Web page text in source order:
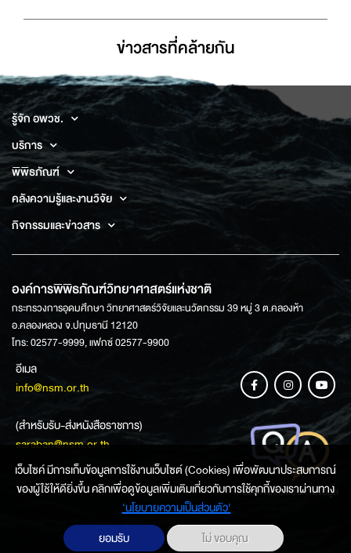
ข่าวสารที่่คล้ายกัน
รู้จัก อพวช.
บริการ
พิพิธภัณฑ์
คลังความรู้และงานวิจัย
กิจกรรมและข่าวสาร
องค์การพิพิธภัณฑ์วิทยาศาสตร์แห่งชาติ
กระทรวงการอุดมศึกษา วิทยาศาสตร์วิจัยและนวัตกรรม 39 หมู่ 3 ต.คลองห้า
อ.คลองหลวง จ.ปทุมธานี 12120
โทร: 02577-9999, แฟกซ์ 02577-9900
อีเมล
info@nsm.or.th
(สำหรับรับ-ส่งหนังสือราชการ)
saraban@nsm.or.th
ช่องทางการสอบถามข้อมูล
เว็บไซค์ มีการเก็บข้อมูลการใช้งานเว็บไซต์ (Cookies) เพื่อพัฒนาประสบการณ์
ของผู้ใช้ให้ดียิ่งขึ้น คลิกเพื่อดูข้อมูลเพิ่มเติมเกี่ยวกับการใช้คุกกี้ของเราผ่านทาง
‘นโยบายความเป็นส่วนตัว'
ยอมรับ
ไม่ ขอบคุณ